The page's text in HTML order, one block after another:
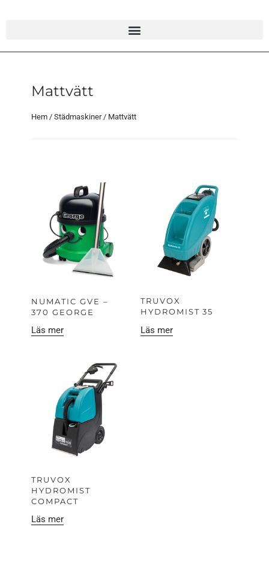
Mattvätt
Hem /Städmaskiner/ Mattvätt
NUMATIC GVE –
370 GEORGE
Läs mer
TRUVOX
HYDROMIST 35
Läs mer
TRUVOX
HYDROMIST
COMPACT
Läs mer